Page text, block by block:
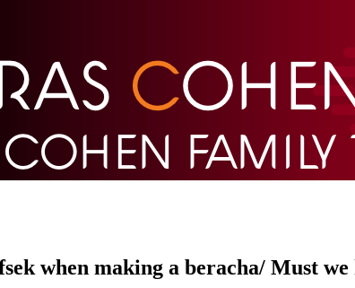
when making a beracha/ Must